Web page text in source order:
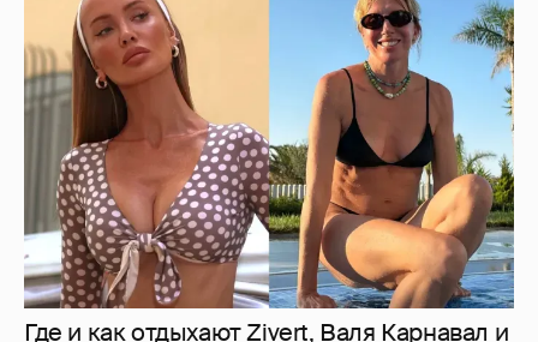
Где и как отдыхают Zivert, Валя Карнавал и
дочери миллиардеров